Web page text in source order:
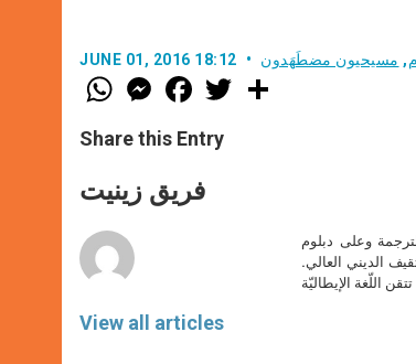
JUNE 01, 2016 18:12 , مسيحيون مضطَهَدون
W
h
t
s
p
p
M
e
s
e
g
e
F
a
e
b
o
k
w
Share this Entry
فريق زينيت
View all articles
وعلى دبلوم
الديني العالي.
اللّغة الإيطاليّة